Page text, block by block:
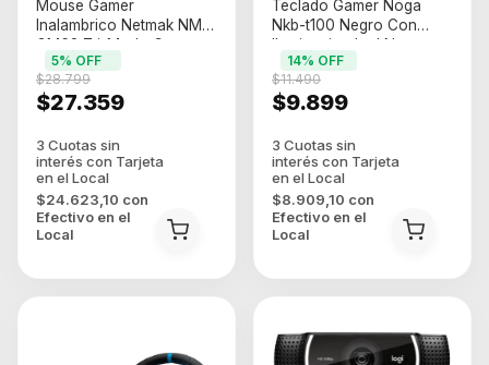
Mouse Gamer
Inalambrico Netmak NM-
GM62 Tri-Modo Con
Base De Carga (NM-
GM62)
$27.359
$28.799
5% OFF
$24.623,10 con
Efectivo en el
Local
Teclado Gamer Noga
Nkb-t100 Negro Con
Iluminacion Led Negro
Español Latinoamerica
$9.899
$11.490
14% OFF
$8.909,10 con
Efectivo en el
Local